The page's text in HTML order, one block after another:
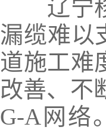
辽宁移
漏缆难以
道施工难
改善、不
G-A网络